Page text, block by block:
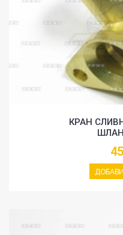
КРАН